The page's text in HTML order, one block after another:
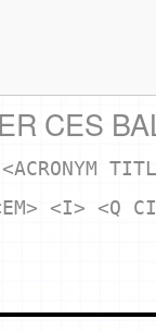
CES
<I> <Q